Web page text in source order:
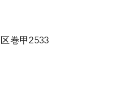
巻甲2533